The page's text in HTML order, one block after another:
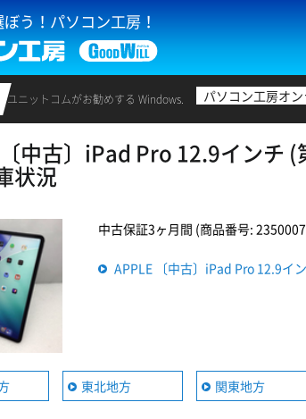
う！パソコン工房！
ユニットコムがお勧めする Windows. パソコン工房オ
中古〕iPad Pro 12.9インチ
状況
中古保証3ヶ月間 (商品番号:
APPLE 〔中古〕iPad Pro 12.9イ
東北地方 関東地方